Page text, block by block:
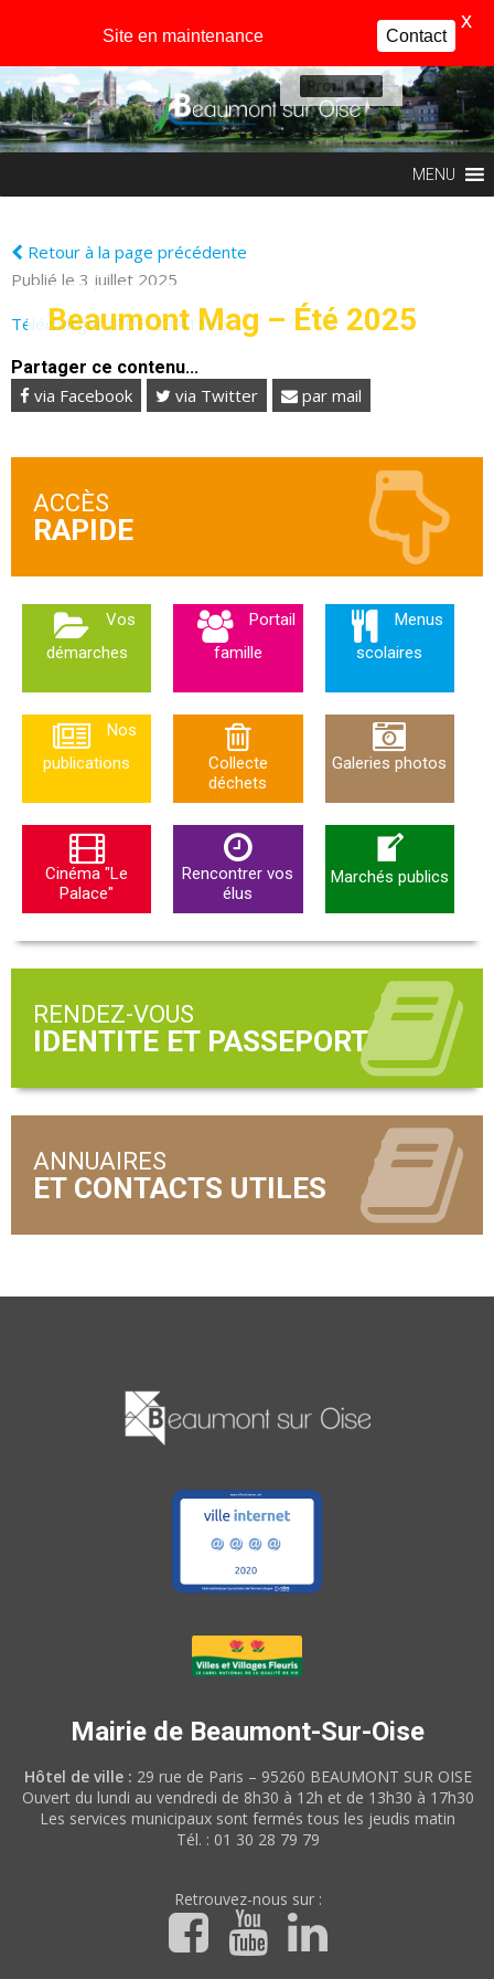
Profil
MENU
Retour à la page précédente
Beaumont Mag – Été 2025
Publié le 3 juillet 2025
Télécharger (PDF, 33.41Mo)
Partager ce contenu...
via Facebook via Twitter par mail
ACCÈS
Vos
démarches
Portail
famille
Menus
scolaires
Nos
publications
Collecte
déchets
Galeries photos
Cinéma "Le
Palace"
Rencontrer vos
élus
Marchés publics
RENDEZ-VOUS
ANNUAIRES
Mairie de Beaumont-Sur-Oise
Hôtel de ville : 29 rue de Paris – 95260 BEAUMONT SUR OISE
Ouvert du lundi au vendredi de 8h30 à 12h et de 13h30 à 17h30
Les services municipaux sont fermés tous les jeudis matin
Tél. : 01 30 28 79 79
Retrouvez-nous sur :
Site en maintenance Contact
X